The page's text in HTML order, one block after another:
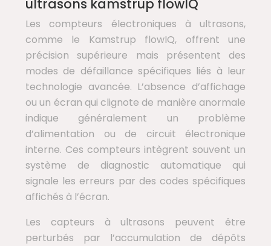
ultrasons kamstrup flowIQ
Les compteurs électroniques à ultrasons,
comme le Kamstrup flowIQ, offrent une
précision supérieure mais présentent des
modes de défaillance spécifiques liés à leur
technologie avancée. L’absence d’affichage
ou un écran qui clignote de manière anormale
indique généralement un problème
d’alimentation ou de circuit électronique
interne. Ces compteurs intègrent souvent un
système de diagnostic automatique qui
signale les erreurs par des codes spécifiques
affichés à l’écran.
Les capteurs à ultrasons peuvent être
perturbés par l’accumulation de dépôts